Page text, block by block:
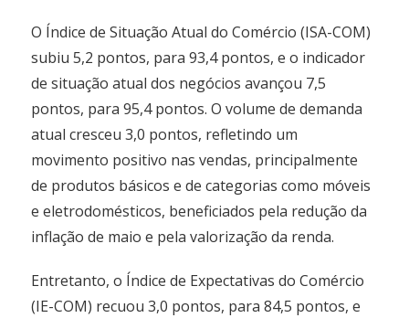
O Índice de Situação Atual do Comércio (ISA-COM)
subiu 5,2 pontos, para 93,4 pontos, e o indicador
de situação atual dos negócios avançou 7,5
pontos, para 95,4 pontos. O volume de demanda
atual cresceu 3,0 pontos, refletindo um
movimento positivo nas vendas, principalmente
de produtos básicos e de categorias como móveis
e eletrodomésticos, beneficiados pela redução da
inflação de maio e pela valorização da renda.
Entretanto, o Índice de Expectativas do Comércio
(IE-COM) recuou 3,0 pontos, para 84,5 pontos, e